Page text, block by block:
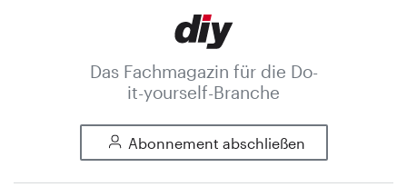
Das Fachmagazin für die Do-
it-yourself-Branche
Abonnement abschließen